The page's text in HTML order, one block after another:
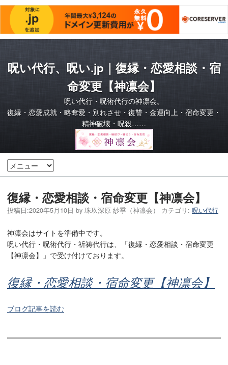
呪い代行、呪い.jp｜復縁・恋愛相談・宿
命変更【神凛会】
呪い代行・呪術代行の神凛会。
復縁・恋愛成就・略奪愛・別れさせ・復讐・金運向上・宿命変更・
精神破壊・呪殺……
復縁・恋愛相談・宿命変更【神凛会】
投稿日:2020年5月10日 by 珠玖深原 紗季（神凛会） カテゴリ: 呪い代行
神凛会はサイトを準備中です。
呪い代行・呪術代行・祈祷代行は、「復縁・恋愛相談・宿命変更
【神凛会】」で受け付けております。
復縁・恋愛相談・宿命変更【神凛会】
ブログ記事を読む